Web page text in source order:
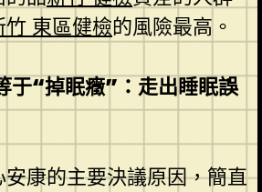
竹 東區健檢的風險最高。
于“掉眠癥”：走出睡眠誤
康的主要決議原因，簡直